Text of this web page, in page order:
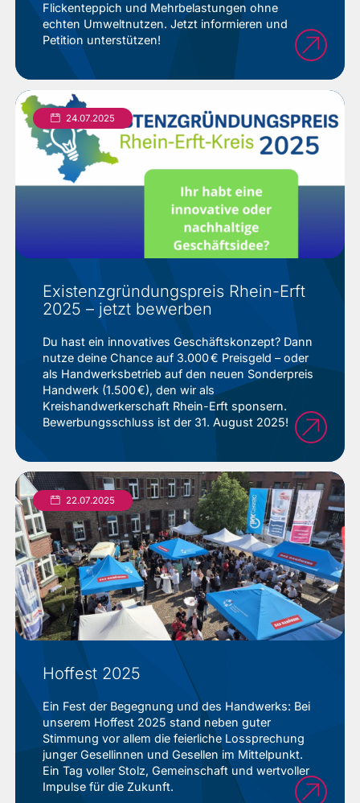
Flickenteppich und Mehrbelastungen ohne
echten Umweltnutzen. Jetzt informieren und
Petition unterstützen!
24.07.2025
Existenzgründungspreis Rhein-Erft
2025 – jetzt bewerben
Du hast ein innovatives Geschäftskonzept? Dann
nutze deine Chance auf 3.000 € Preisgeld – oder
als Handwerksbetrieb auf den neuen Sonderpreis
Handwerk (1.500 €), den wir als
Kreishandwerkerschaft Rhein-Erft sponsern.
Bewerbungsschluss ist der 31. August 2025!
22.07.2025
Hoffest 2025
Ein Fest der Begegnung und des Handwerks: Bei
unserem Hoffest 2025 stand neben guter
Stimmung vor allem die feierliche Lossprechung
junger Gesellinnen und Gesellen im Mittelpunkt.
Ein Tag voller Stolz, Gemeinschaft und wertvoller
Impulse für die Zukunft.